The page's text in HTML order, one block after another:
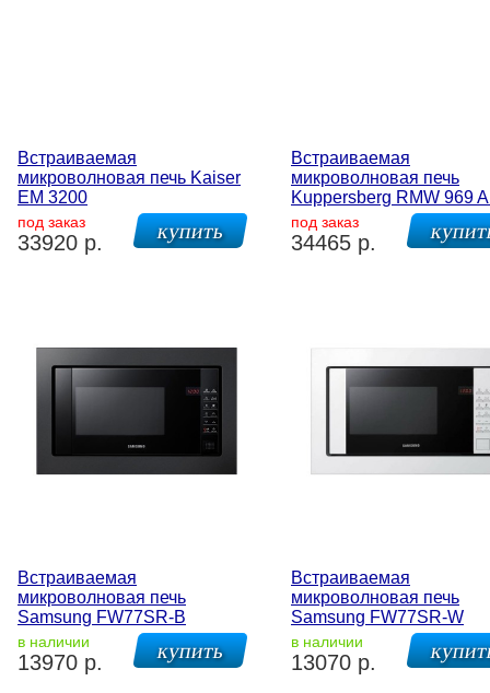
Встраиваемая
микроволновая печь Kaiser
EM 3200
под заказ
33920 р.
Встраиваемая
микроволновая печь
Kuppersberg RMW 969
под заказ
34465 р.
Встраиваемая
микроволновая печь
Samsung FW77SR-B
в наличии
13970 р.
Встраиваемая
микроволновая печь
Samsung FW77SR-W
в наличии
13070 р.